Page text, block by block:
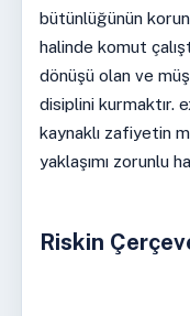
bütünlüğünün
halinde komut
dönüşü olan ve
disiplini kurmaktır.
kaynaklı zafiyetin
yaklaşımı zorunlu
Riskin